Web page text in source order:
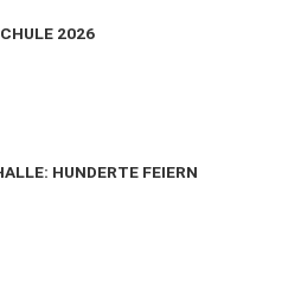
2026
HUNDERTE FEIERN